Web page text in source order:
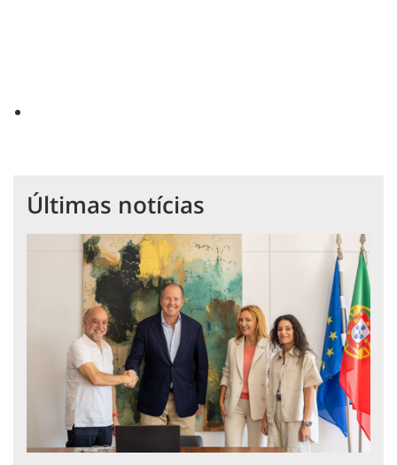
Últimas notícias